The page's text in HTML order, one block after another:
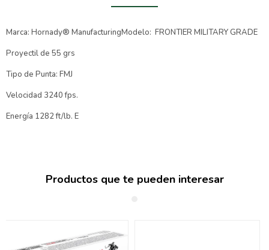
Marca: Hornady® ManufacturingModelo: FRONTIER MILITARY GRADE
Proyectil de 55 grs
Tipo de Punta: FMJ
Velocidad 3240 fps.
Energía 1282 ft/lb. E
Productos que te pueden interesar